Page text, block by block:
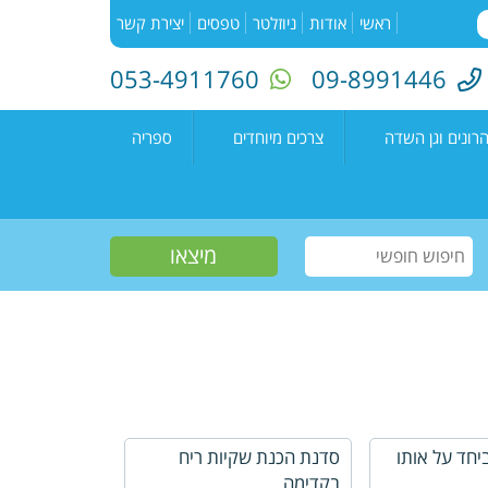
ראשי אודות ניוזלטר טפסים יצירת קשר
09-8991446
053-4911760
וגן השדה
קדימה צורן
צרכים מיוחדים
עמיתים
שווים צעירים
חוגים למיוחדים
ספריה
קטלוג הספריה
הזמנת ספרים
יוצרים מקומיים
על אותו
סדנת הכנת שקיות ריח